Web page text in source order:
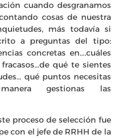
cuando desgranamos
cosas de nuestra
más todavía si
a preguntas del tipo:
concretas en….cuáles
qué te sientes
qué puntos necesitas
gestionas las
proceso de selección fue
con el jefe de RRHH de la